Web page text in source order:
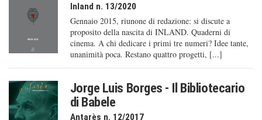
Inland n. 13/2020
Gennaio 2015, riunone di redazione: si discute a
proposito della nascita di INLAND. Quaderni di
cinema. A chi dedicare i primi tre numeri? Idee tante,
unanimità poca. Restano quattro progetti, [...]
Jorge Luis Borges - Il Bibliotecario
di Babele
Antarès n. 12/2017